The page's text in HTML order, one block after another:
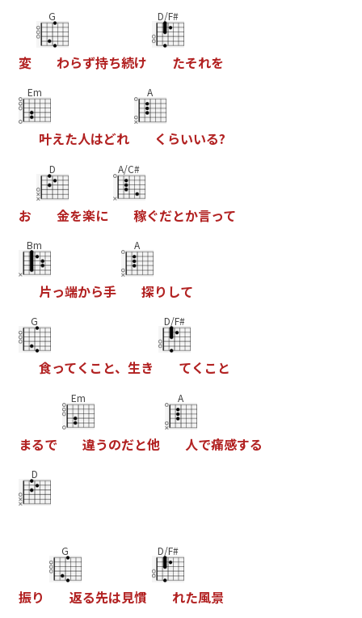
変
G
わらず持ち続け
D/F#
たそれを
Em
叶えた人はどれ
A
く らいいる?
お
D
金を楽に
A/C#
稼ぐだとか言って
Bm
片っ端から手
A
探り して
G
食ってく こ と、 生き
D/F#
てく こ と
まるで
Em
違うのだと他
A
人で痛感する
D
振り
G
返る先は見慣
D/F#
れた風景